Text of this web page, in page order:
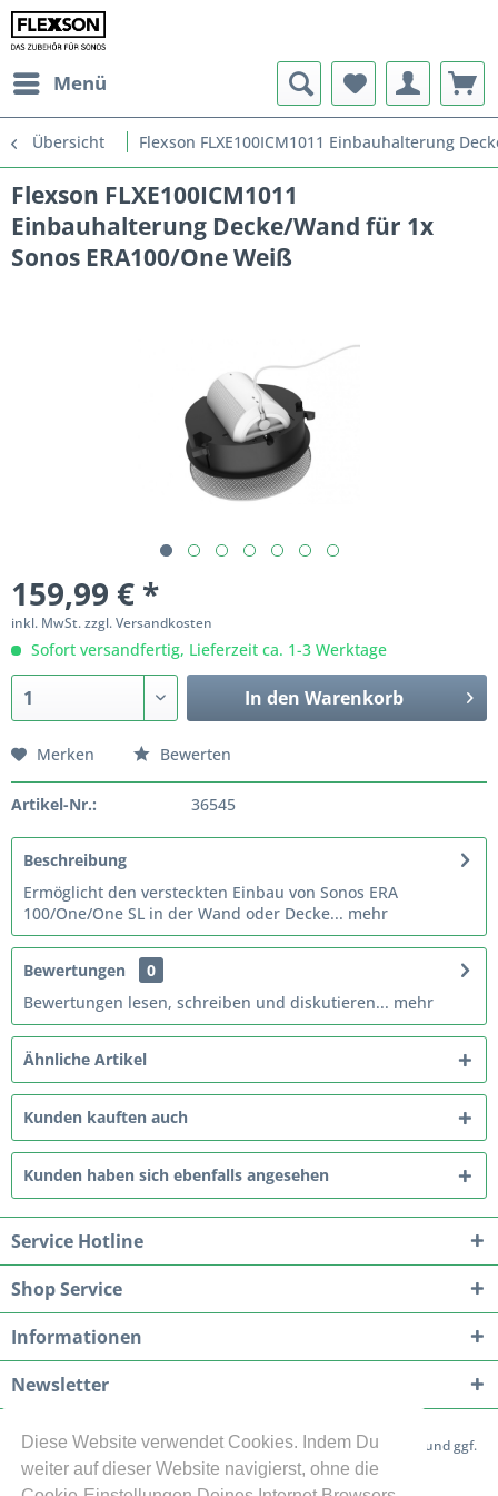
Diese Website verwendet Cookies. Indem Du
weiter auf dieser Website navigierst, ohne die
Menü
Übersicht Flexson FLXE100ICM1011 Einbauhalterung
Flexson FLXE100ICM1011
Einbauhalterung Decke/Wand für 1x
Sonos ERA100/One Weiß
159,99 € *
inkl. MwSt.zzgl. Versandkosten
Sofort versandfertig, Lieferzeit ca. 1-3 Werktage
In den Warenkorb
Merken Bewerten
Artikel-Nr.: 36545
Beschreibung
Ermöglicht den versteckten Einbau von Sonos ERA
100/One/One SL in der Wand oder Decke... mehr
Bewertungen
0
Bewertungen lesen, schreiben und diskutieren... mehr
Ähnliche Artikel
Kunden kauften auch
Kunden haben sich ebenfalls angesehen
Service Hotline
Shop Service
Informationen
Newsletter
* Alle Preise inkl. gesetzl. Mehrwertsteuer zzgl.Versandkosten
und ggf.
Nachnahmegebühren, wenn nicht anders beschrieben